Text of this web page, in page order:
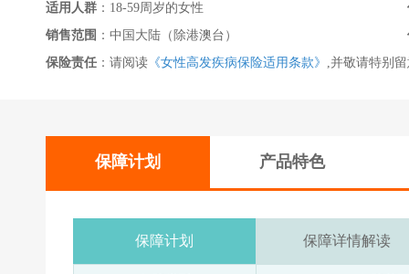
适用人群 ：18-59周岁的女性
销售范围 ：中国大陆（除港澳台）
保险责任 ：请阅读 《女性高发疾病保险适用条款》 ,并敬请特别
保障计划 产品特色
保障计划 保障详情解读